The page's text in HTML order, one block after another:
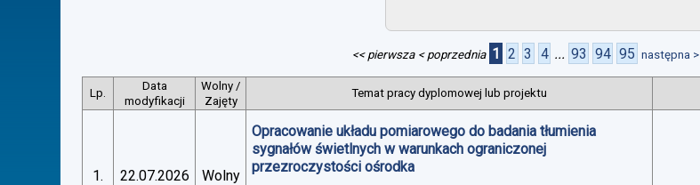
<< pierwsza < poprzednia 1 2 3 4 ... 93 94 95 następna >
Lp.
Data
modyfikacji
Wolny /
Zajęty
Temat pracy dyplomowej lub projektu
1. 22.07.2026 Wolny
Opracowanie układu pomiarowego do badania tłumienia
sygnałów świetlnych w warunkach ograniczonej
przezroczystości ośrodka